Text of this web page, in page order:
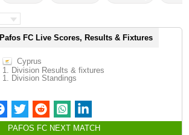
Pafos FC Live Scores, Results & Fixtures
Cyprus
1. Division Results & fixtures
1. Division Standings
PAFOS FC NEXT MATCH